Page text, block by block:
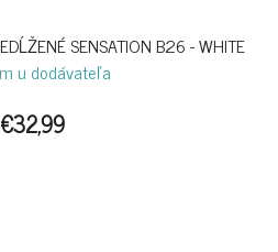
SENSATION B26 - WHITE
u dodávateľa
€32,99